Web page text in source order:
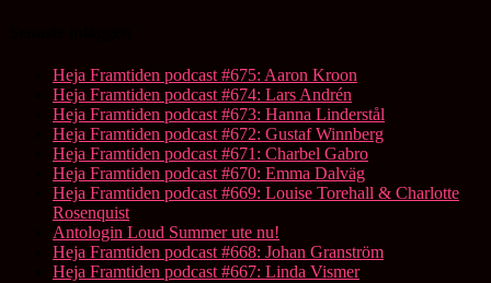
Heja Framtiden podcast #675: Aaron Kroon
Heja Framtiden podcast #674: Lars Andrén
Heja Framtiden podcast #673: Hanna Linderstål
Heja Framtiden podcast #672: Gustaf Winnberg
Heja Framtiden podcast #671: Charbel Gabro
Heja Framtiden podcast #670: Emma Dalväg
Heja Framtiden podcast #669: Louise Torehall & Charlotte
Rosenquist
Antologin Loud Summer ute nu!
Heja Framtiden podcast #668: Johan Granström
Heja Framtiden podcast #667: Linda Vismer